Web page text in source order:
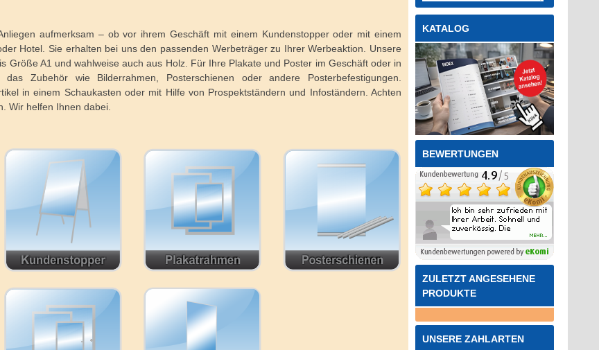
aufmerksam – ob vor ihrem Geschäft mit einem Kundenstopper oder mit einem
Hotel. Sie erhalten bei uns den passenden Werbeträger zu Ihrer Werbeaktion. Unsere
Größe A1 und wahlweise auch aus Holz. Für Ihre Plakate und Poster im Geschäft oder in
das Zubehör wie Bilderrahmen, Posterschienen oder andere Posterbefestigungen.
in einem Schaukasten oder mit Hilfe von Prospektständern und Infoständern. Achten
Wir helfen Ihnen dabei.
KATALOG
BEWERTUNGEN
ZULETZT ANGESEHENE
PRODUKTE
UNSERE ZAHLARTEN